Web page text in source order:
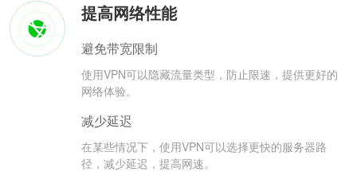
提高网络性能
避免带宽限制
使用VPN可以隐藏流量类型，防止限速，提供更好的
网络体验。
减少延迟
在某些情况下，使用VPN可以选择更快的服务器路
径，减少延迟，提高网速。